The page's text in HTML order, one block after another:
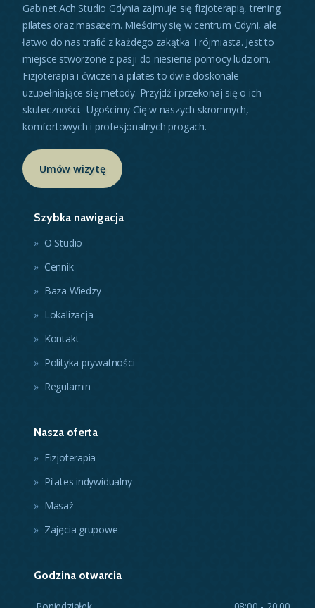
Gabinet Ach Studio Gdynia zajmuje się fizjoterapią, trening
pilates oraz masażem. Mieścimy się w centrum Gdyni, ale
łatwo do nas trafić z każdego zakątka Trójmiasta. Jest to
miejsce stworzone z pasji do niesienia pomocy ludziom.
Fizjoterapia i ćwiczenia pilates to dwie doskonale
uzupełniające się metody. Przyjdź i przekonaj się o ich
skuteczności. Ugościmy Cię w naszych skromnych,
komfortowych i profesjonalnych progach.
Umów wizytę
Szybka nawigacja
O Studio
Cennik
Baza Wiedzy
Lokalizacja
Kontakt
Polityka prywatności
Regulamin
Nasza oferta
Fizjoterapia
Pilates indywidualny
Masaż
Zajęcia grupowe
Godzina otwarcia